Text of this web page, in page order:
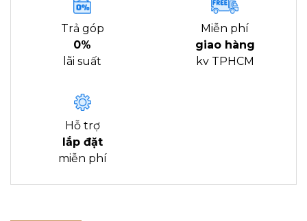
Trả góp
0%
lãi suất
Miễn phí
giao hàng
kv TPHCM
Hỗ trợ
lắp đặt
miễn phí